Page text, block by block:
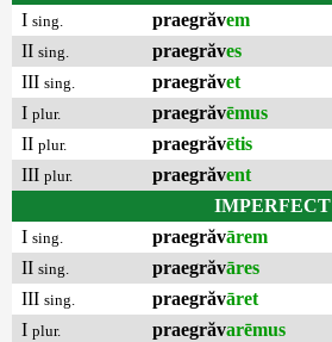
I sing. praegrăvem
II sing. praegrăves
III sing. praegrăvet
I plur. praegrăvēmus
II plur. praegrăvētis
III plur. praegrăvent
IMPERFECT
I sing. praegrăvārem
II sing. praegrăvāres
III sing. praegrăvāret
I plur. praegrăvarēmus